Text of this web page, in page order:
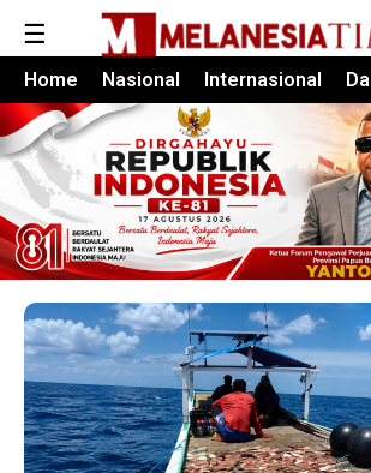
☰
Home Nasional Internasional